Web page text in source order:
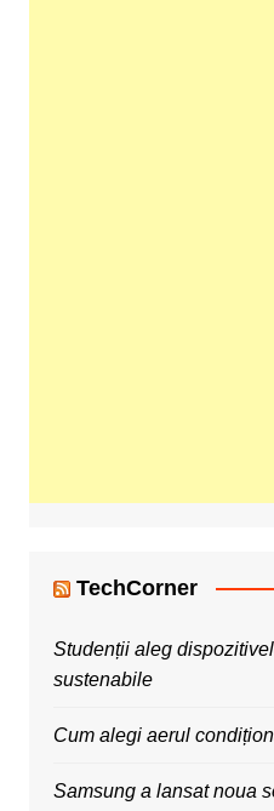
TechCorner
Studenții aleg
sustenabile
Cum alegi aerul
Samsung a lansat noua